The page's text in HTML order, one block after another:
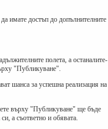
имате достъп до допълнителните
полета, а останалите-
"Публикуване".
шанса за успешна реализация на
върху "Публикуване" ще бъде
а съответно и обявата.